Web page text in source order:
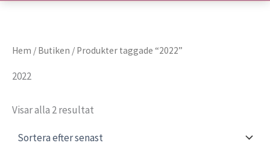
Hem / Butiken / Produkter taggade “2022”
2022
Visar alla 2 resultat